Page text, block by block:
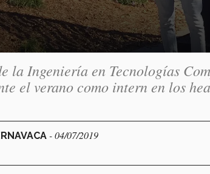
la Ingeniería en Tecnologías
el verano como intern en los
- 04/07/2019